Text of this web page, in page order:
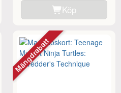
Köp
Mängdrabatt